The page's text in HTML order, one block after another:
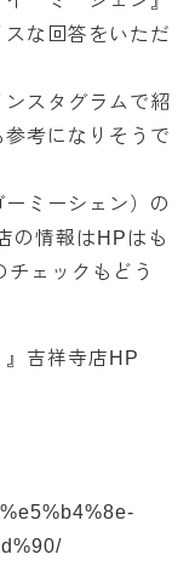
な回答をいただ
スタグラムで紹
考になりそうで
ミーシェン）の
の情報はHPはも
ェックもどう
』吉祥寺店HP